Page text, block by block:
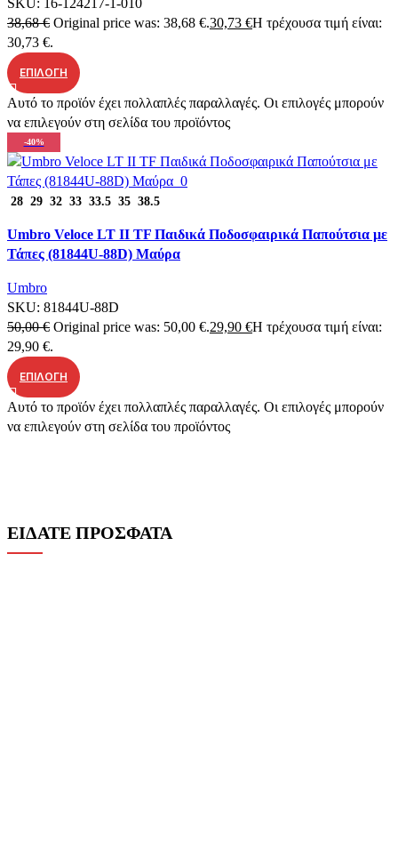
38,68€ Original price was: 38,68 €.30,73 €Η τρέχουσα τιμή είναι:
30,73 €.
ΕΠΙΛΟΓΉ
Αυτό το προϊόν έχει πολλαπλές παραλλαγές. Οι επιλογές μπορούν
να επιλεγούν στη σελίδα του προϊόντος
-40%
Quick view
28 29 32 33 33.5 35 38.5
Umbro Veloce LT II TF Παιδικά Ποδοσφαιρικά Παπούτσια με
Τάπες (81844U-88D) Μαύρα
Umbro
SKU: 81844U-88D
50,00€ Original price was: 50,00 €.29,90 €Η τρέχουσα τιμή είναι:
29,90 €.
ΕΠΙΛΟΓΉ
Αυτό το προϊόν έχει πολλαπλές παραλλαγές. Οι επιλογές μπορούν
να επιλεγούν στη σελίδα του προϊόντος
ΕΙΔΑΤΕ ΠΡΟΣΦΑΤΑ